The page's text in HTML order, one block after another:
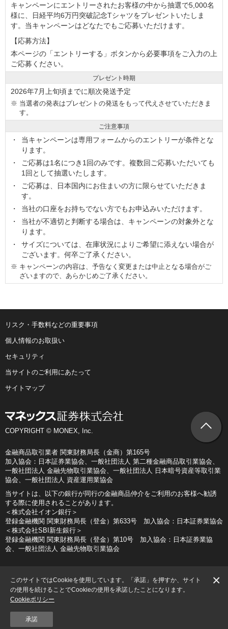
キャンペーンにエントリーされたお客様の中から抽選で5,000名
様に、日経平均6万円突破記念Tシャツをプレゼントいたしま
す。当キャンペーンはどなたでもご応募いただけます。
【応募方法】
本ページの「エントリーする」ボタンから必要事項をご入力の上
ご応募ください。
プレゼント時期
2026年7月上旬頃までに順次発送予定
※ 当選者の発表はプレゼントの発送をもって代えさせていただきま
す。
ご注意事項
当キャンペーンは専用フォームからのエントリーが条件とな
ります。
ご応募は1名につき1回のみです。複数回ご応募いただいても
1回として抽選いたします。
ご応募は、日本国内にお住まいの方に限らせていただきま
す。
当社の口座をお持ちでない方でもお申込みいただけます。
当社が不適切と判断する場合は、キャンペーンの対象外とな
ります。
サイズについては、在庫状況によりご希望に添えない場合が
ございます。何卒ご了承ください。
※ キャンペーンの内容は、予告なく変更または中止となる場合がご
ざいますので、あらかじめご了承ください。
リスク・手数料などの重要事項
個人情報のお取扱い
セキュリティ
当サイトのご利用にあたって
サイトマップ
COPYRIGHT © MONEX, Inc.
金融商品取引業者 関東財務局長（金商）第165号
加入協会：日本証券業協会、一般社団法人 第二種金融商品取引業協会、
一般社団法人 金融先物取引業協会、一般社団法人 日本暗号資産等取引業
協会、一般社団法人 資産運用業協会
当サイトは、以下の銀行が同行の金融商品仲介をご利用のお客様へ勧誘
する際に使用されることがあります。
＜株式会社イオン銀行＞
登録金融機関 関東財務局長（登金）第633号 加入協会：日本証券業協会
＜株式会社SBI新生銀行＞
登録金融機関 関東財務局長（登金）第10号 加入協会：日本証券業協
会、一般社団法人 金融先物取引業協会
このサイトではCookieを使用しています。「承諾」を押すか、サイト
の使用を続けることでCookieの使用を承諾したことになります。
Cookieポリシー
承諾
×